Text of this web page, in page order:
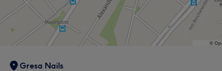
Gresa Nails